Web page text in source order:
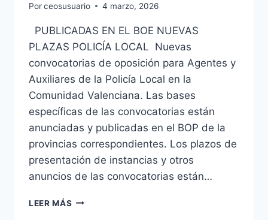
Porceosusuario 4 marzo, 2026
PUBLICADAS EN EL BOE NUEVAS
PLAZAS POLICÍA LOCAL Nuevas
convocatorias de oposición para Agentes y
Auxiliares de la Policía Local en la
Comunidad Valenciana. Las bases
específicas de las convocatorias están
anunciadas y publicadas en el BOP de la
provincias correspondientes. Los plazos de
presentación de instancias y otros
anuncios de las convocatorias están…
LEER MÁS POLICÍA